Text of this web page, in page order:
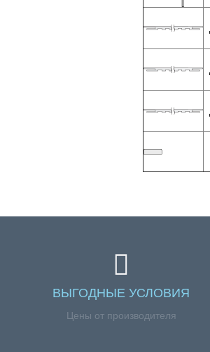
ВЫГОДНЫЕ УСЛОВИЯ
Цены от производителя